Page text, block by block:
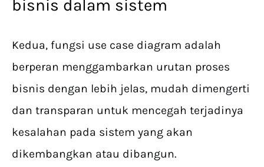
bisnis dalam sistem
Kedua, fungsi use case diagram adalah
berperan menggambarkan urutan proses
bisnis dengan lebih jelas, mudah dimengerti
dan transparan untuk mencegah terjadinya
kesalahan pada sistem yang akan
dikembangkan atau dibangun.